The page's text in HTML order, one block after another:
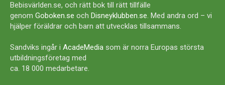
Bebisvärlden.se, och rätt bok till rätt tillfälle
genom Goboken.se och Disneyklubben.se. Med andra ord – vi
hjälper föräldrar och barn att utvecklas tillsammans.
Sandviks ingår i AcadeMedia som är norra Europas största
utbildningsföretag med
ca. 18 000 medarbetare.